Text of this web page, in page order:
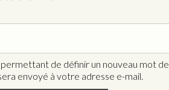
permettant de définir un nouveau mot de
envoyé à votre adresse e-mail.